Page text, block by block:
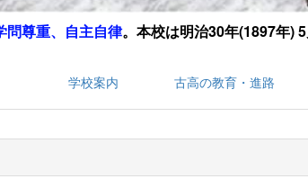
問尊重、自主自律。 本校は明治30年(1897年)
学校案内 古高の教育・進路